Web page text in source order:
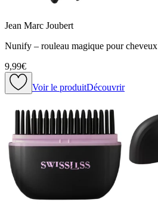
Jean Marc Joubert
Nunify – rouleau magique pour cheveux
9,99€
Voir le produitDécouvrir